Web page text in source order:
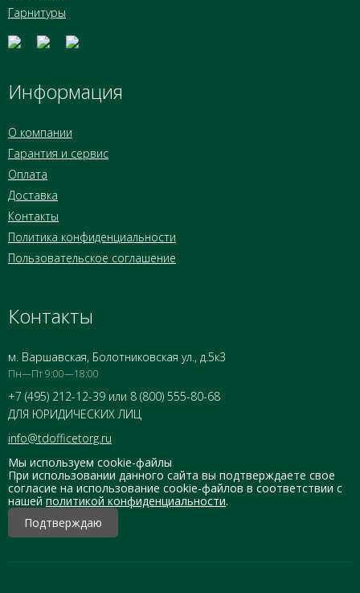
Гарнитуры
Информация
О компании
Гарантия и сервис
Оплата
Доставка
Контакты
Политика конфиденциальности
Пользовательское соглашение
Контакты
м. Варшавская, Болотниковская ул., д.5к3
Пн—Пт 9:00—18:00
+7 (495) 212-12-39 или 8 (800) 555-80-68
ДЛЯ ЮРИДИЧЕСКИХ ЛИЦ
info@tdofficetorg.ru
Мы используем cookie-файлы
При использовании данного сайта вы подтверждаете свое
согласие на использование cookie-файлов в соответствии с
нашей политикой конфиденциальности.
Подтверждаю